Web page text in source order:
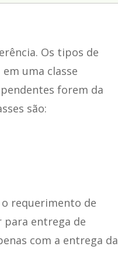
Os tipos de
uma classe
forem da
são:
o requerimento de
para entrega de
com a entrega da